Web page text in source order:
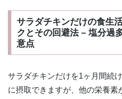
サラダチキンだけの食生
クとその回避法 – 塩分過
意点
サラダチキンだけを1ヶ月間続
に摂取できますが、他の栄養素